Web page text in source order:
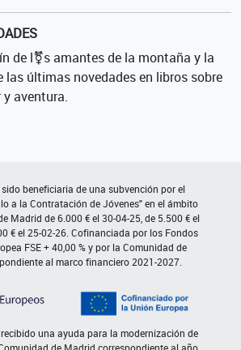
de l⚧s amantes de la montaña y la
las últimas novedades en libros sobre
aventura.
beneficiaria de una subvención por el
a la Contratación de Jóvenes" en el ámbito
Madrid de 6.000 € el 30-04-25, de 5.500 € el
€ el 25-02-26. Cofinanciada por los Fondos
FSE + 40,00 % y por la Comunidad de
al marco financiero 2021-2027.
una ayuda para la modernización de